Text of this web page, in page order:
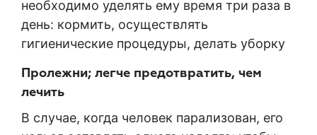
необходимо уделять ему время три раза в
день: кормить, осуществлять
гигиенические процедуры, делать уборку
Пролежни; легче предотвратить, чем
лечить
В случае, когда человек парализован, его